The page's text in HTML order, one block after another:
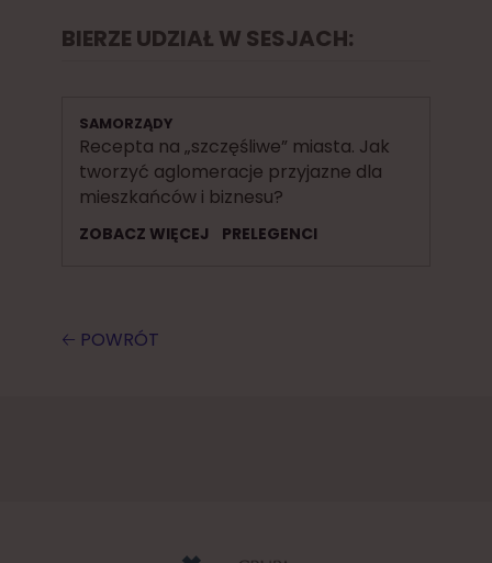
BIERZE UDZIAŁ W SESJACH:
SAMORZĄDY
Recepta na „szczęśliwe” miasta. Jak
tworzyć aglomeracje przyjazne dla
mieszkańców i biznesu?
ZOBACZ WIĘCEJ PRELEGENCI
🡠 POWRÓT